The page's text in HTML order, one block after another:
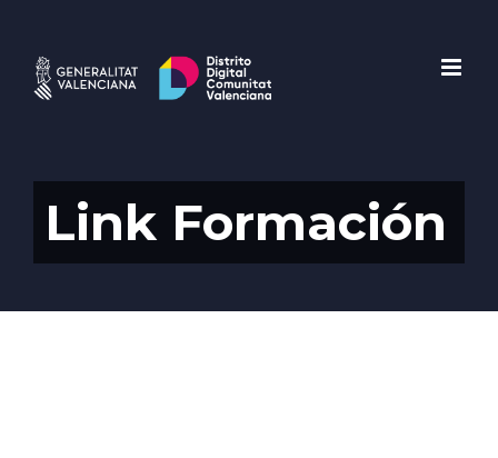
contenido
Link Formación